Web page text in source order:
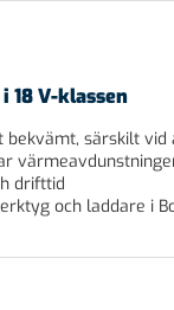
18 V-klassen
bekvämt, särskilt
drifttid
och laddare i